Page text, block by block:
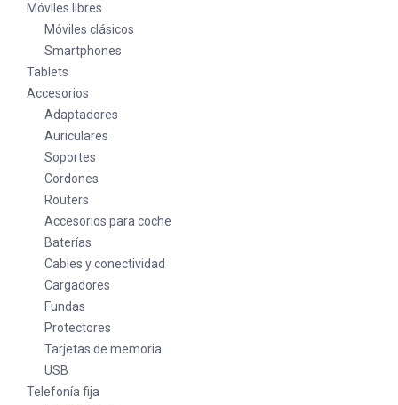
Móviles libres
Móviles clásicos
Smartphones
Tablets
Accesorios
Adaptadores
Auriculares
Soportes
Cordones
Routers
Accesorios para coche
Baterías
Cables y conectividad
Cargadores
Fundas
Protectores
Tarjetas de memoria
USB
Telefonía fija